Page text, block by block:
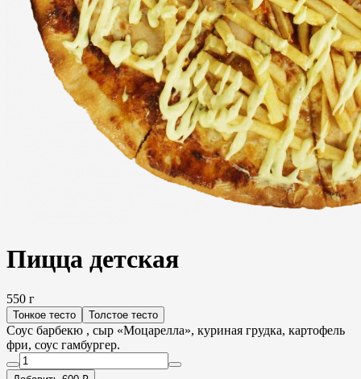
Пицца детская
550 г
Тонкое тесто Толстое тесто
Соус барбекю , сыр «Моцарелла», куриная грудка, картофель
фри, соус гамбургер.